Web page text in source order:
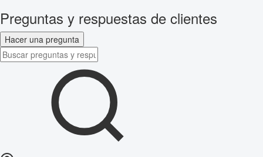
Preguntas y respuestas de clientes
Hacer una pregunta